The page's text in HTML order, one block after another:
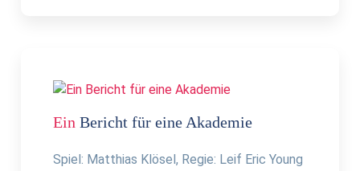
Ein Bericht für eine Akademie
Spiel: Matthias Klösel, Regie: Leif Eric Young